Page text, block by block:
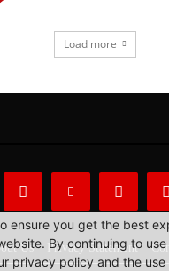
Load more
Us Privacy Statement
ensure you get the best
By continuing to
privacy policy and the use